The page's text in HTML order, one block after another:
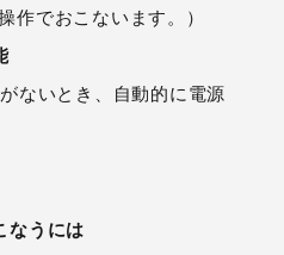
でおこないます。）
いとき、自動的に電源
なうには